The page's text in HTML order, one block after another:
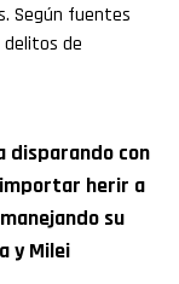
Según fuentes
delitos de
disparando con
importar herir a
su
y Milei